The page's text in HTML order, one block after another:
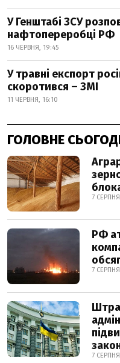
У Генштабі ЗСУ
нафтопереробці РФ
16 ЧЕРВНЯ, 19:45
У травні експорт
скоротився – ЗМІ
11 ЧЕРВНЯ, 16:10
ГОЛОВНЕ
7
РФ
7
7